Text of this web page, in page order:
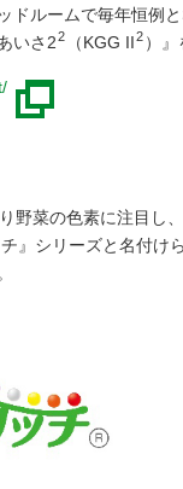
ドルームで毎年恒例
いさ22 （KGG II2 ）』
野菜の色素に注目し
』シリーズと名付け